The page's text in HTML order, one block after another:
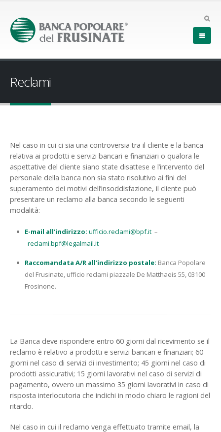
Reclami
Nel caso in cui ci sia una controversia tra il cliente e la banca
relativa ai prodotti e servizi bancari e finanziari o qualora le
aspettative del cliente siano state disattese e l’intervento del
personale della banca non sia stato risolutivo ai fini del
superamento dei motivi dell’insoddisfazione, il cliente può
presentare un reclamo alla banca secondo le seguenti
modalità:
E-mail all’indirizzo: ufficio.reclami@bpf.it–
reclami.bpf@legalmail.it
Raccomandata A/R all’indirizzo postale: Banca Popolare
del Frusinate, ufficio reclami piazzale De Matthaeis 55, 03100
Frosinone.
La Banca deve rispondere entro 60 giorni dal ricevimento se il
reclamo è relativo a prodotti e servizi bancari e finanziari; 60
giorni nel caso di servizi di investimento; 45 giorni nel caso di
prodotti assicurativi; 15 giorni lavorativi nel caso di servizi di
pagamento, ovvero un massimo 35 giorni lavorativi in caso di
risposta interlocutoria che indichi in modo chiaro le ragioni del
ritardo.
Nel caso in cui il reclamo venga effettuato tramite email, la